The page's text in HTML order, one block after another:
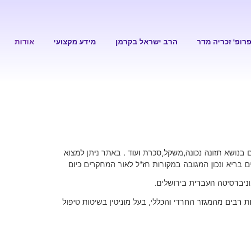
פרופ' זכריה מדר הרב ישראל בקרמן מידע מקצועי אודות
תזונה נכונה,משקל,סכרת ועוד . באתר ניתן למצוא
בריא ונכון המגובה במקורות חז"ל לאור המחקרים כיום
העברית בירושלים.
מהמגזר החרדי והכללי, בעל מוניטין בשיטות טיפול